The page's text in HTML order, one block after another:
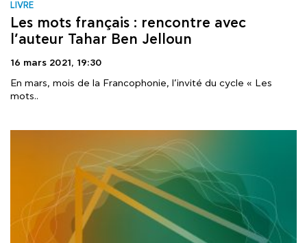
LIVRE
Les mots français : rencontre avec
l’auteur Tahar Ben Jelloun
16 mars 2021, 19:30
En mars, mois de la Francophonie, l’invité du cycle « Les
mots..